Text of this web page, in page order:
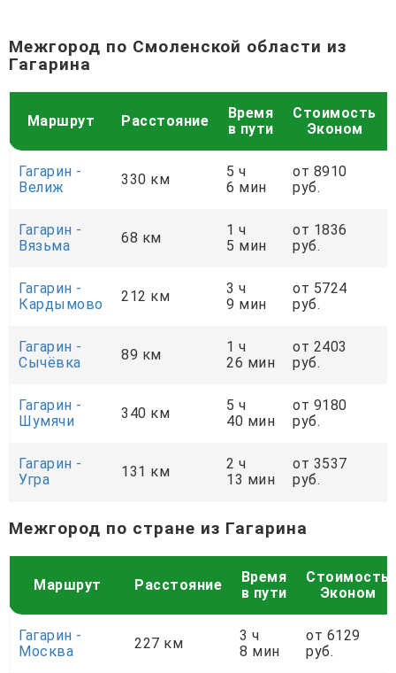
Межгород по Смоленской области из
Гагарина
Маршрут Расстояние
Время
в пути
Стоимость
Эконом
Гагарин -
Велиж
330 км
5 ч
6 мин
от 8910
руб.
Гагарин -
Вязьма
68 км
1 ч
5 мин
от 1836
руб.
Гагарин -
Кардымово
212 км
3 ч
9 мин
от 5724
руб.
Гагарин -
Сычёвка
89 км
1 ч
26 мин
от 2403
руб.
Гагарин -
Шумячи
340 км
5 ч
40 мин
от 9180
руб.
Гагарин -
Угра
131 км
2 ч
13 мин
от 3537
руб.
Межгород по стране из Гагарина
Маршрут Расстояние
Время
в пути
Стоимость
Эконом
Гагарин -
Москва
227 км
3 ч
8 мин
от 6129
руб.